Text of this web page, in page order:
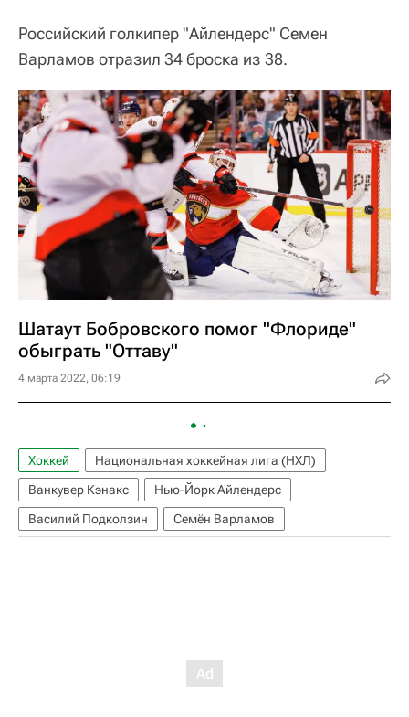
Российский голкипер "Айлендерс" Семен
Варламов отразил 34 броска из 38.
Шатаут Бобровского помог "Флориде"
обыграть "Оттаву"
4 марта 2022, 06:19
Хоккей
Национальная хоккейная лига (НХЛ)
Ванкувер Кэнакс
Нью-Йорк Айлендерс
Василий Подколзин
Семён Варламов